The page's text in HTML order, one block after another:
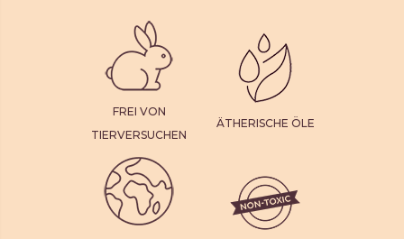
FREI VON
TIERVERSUCHEN
ÄTHERISCHE ÖLE